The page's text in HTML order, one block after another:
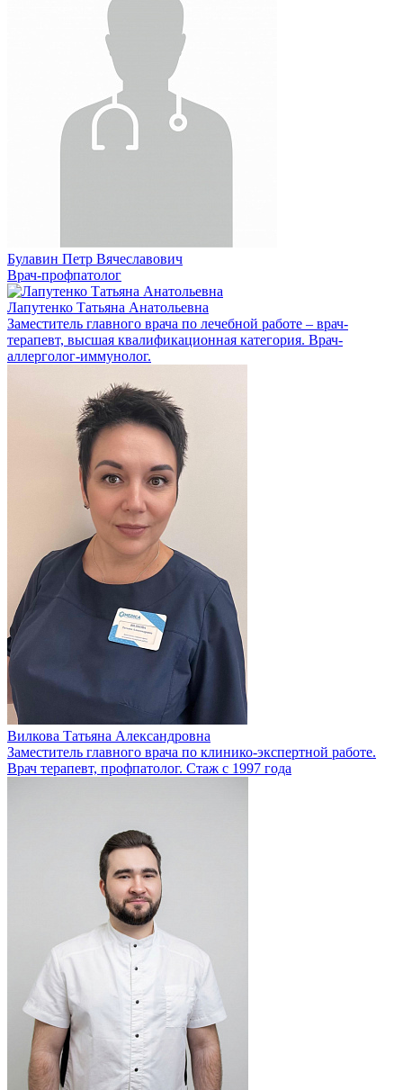
Булавин Петр Вячеславович
Врач-профпатолог
Лапутенко Татьяна Анатольевна
Заместитель главного врача по лечебной работе – врач-
терапевт, высшая квалификационная категория. Врач-
аллерголог-иммунолог.
Вилкова Татьяна Александровна
Заместитель главного врача по клинико-экспертной работе.
Врач терапевт, профпатолог. Стаж с 1997 года